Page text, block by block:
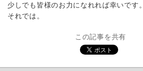
少しでも皆様のお力になれれば幸いです。
それでは。
この記事を共有